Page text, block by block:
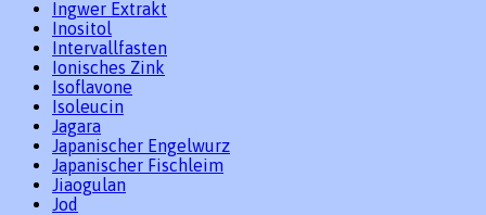
Ingwer Extrakt
Inositol
Intervallfasten
Ionisches Zink
Isoflavone
Isoleucin
Jagara
Japanischer Engelwurz
Japanischer Fischleim
Jiaogulan
Jod